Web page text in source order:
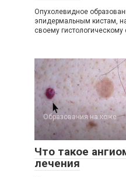
Опухолевидное
эпидермальным кистам,
своему гистологическому
Образования на коже
Что такое
лечения